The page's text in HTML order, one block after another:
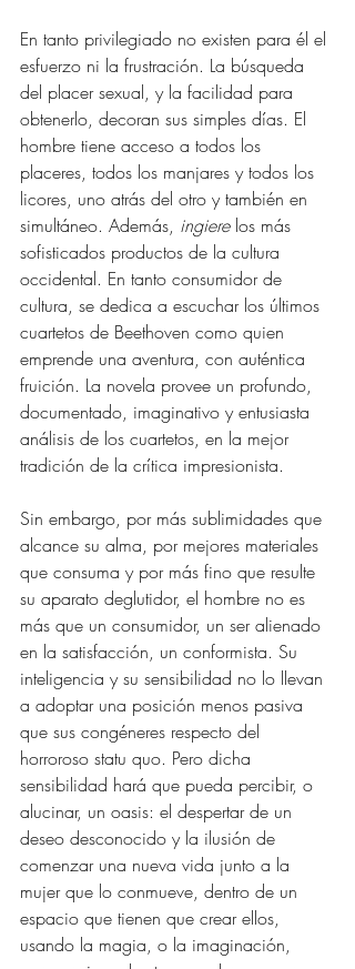
En tanto privilegiado no existen para él el
esfuerzo ni la frustración. La búsqueda
del placer sexual, y la facilidad para
obtenerlo, decoran sus simples días. El
hombre tiene acceso a todos los
placeres, todos los manjares y todos los
licores, uno atrás del otro y también en
simultáneo. Además, ingiere los más
sofisticados productos de la cultura
occidental. En tanto consumidor de
cultura, se dedica a escuchar los últimos
cuartetos de Beethoven como quien
emprende una aventura, con auténtica
fruición. La novela provee un profundo,
documentado, imaginativo y entusiasta
análisis de los cuartetos, en la mejor
tradición de la crítica impresionista.
Sin embargo, por más sublimidades que
alcance su alma, por mejores materiales
que consuma y por más fino que resulte
su aparato deglutidor, el hombre no es
más que un consumidor, un ser alienado
en la satisfacción, un conformista. Su
inteligencia y su sensibilidad no lo llevan
a adoptar una posición menos pasiva
que sus congéneres respecto del
horroroso statu quo. Pero dicha
sensibilidad hará que pueda percibir, o
alucinar, un oasis: el despertar de un
deseo desconocido y la ilusión de
comenzar una nueva vida junto a la
mujer que lo conmueve, dentro de un
espacio que tienen que crear ellos,
usando la magia, o la imaginación,